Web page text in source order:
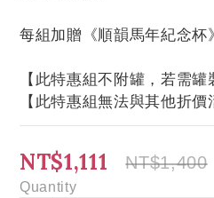
每組加贈《順韻馬年紀念杯
【此特惠組不附罐，若需罐
【此特惠組無法與其他折價
NT$1,111 NT$1,400
Quantity